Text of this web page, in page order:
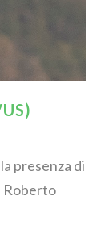
presenza di
Roberto